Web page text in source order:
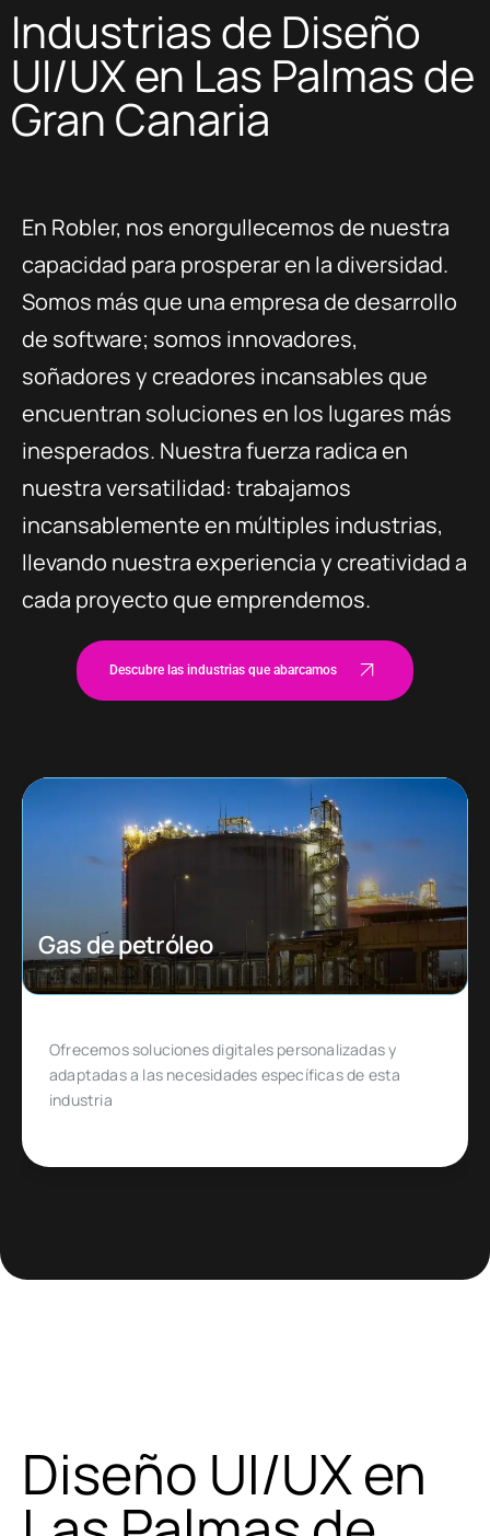
Industrias de Diseño
UI/UX en Las Palmas de
Gran Canaria
En Robler, nos enorgullecemos de nuestra
capacidad para prosperar en la diversidad.
Somos más que una empresa de desarrollo
de software; somos innovadores,
soñadores y creadores incansables que
encuentran soluciones en los lugares más
inesperados. Nuestra fuerza radica en
nuestra versatilidad: trabajamos
incansablemente en múltiples industrias,
llevando nuestra experiencia y creatividad a
cada proyecto que emprendemos.
Descubre las industrias que abarcamos
Ecommerce
Diseñado para emprendedores y empresas que
quieren ingresar o expandirse en un mercado de
comercio electrónico muy específico
Diseño UI/UX en